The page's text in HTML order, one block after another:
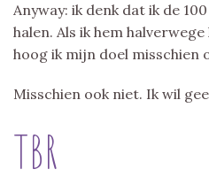
Anyway: ik denk dat ik de
halen. Als ik hem
hoog ik mijn doel misschien
Misschien ook niet. Ik wil
TBR